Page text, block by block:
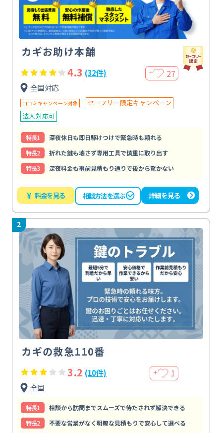
カギお助け本舗
4.3 (32件) ＋ 27
全国対応
口コミキャンペーン対象
セーフリー限定キャンペーン
法人対応可
特⻑1
深夜休日も即日駆けつけで緊急時も頼れる
特⻑2
折れた鍵も壊さず専用工具で慎重に取り出す
特⻑3
深夜料金も事前見積もり通りで後から驚かない
¥ 料金を見る 相談方法を選ぶ 詳細を見る
2
カギの救急110番
3.2 (10件) ＋ 1
全国
特⻑1
相談から訪問までスムーズで待たされず解決できる
特⻑2
不要な営業がなく明瞭な見積もりで安心して選べる